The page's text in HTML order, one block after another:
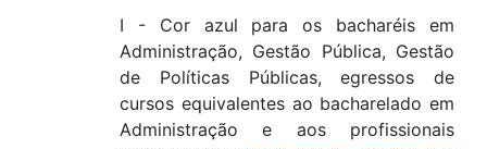
I - Cor azul para os bacharéis em
Administração, Gestão Pública, Gestão
de Políticas Públicas, egressos de
cursos equivalentes ao bacharelado em
Administração e aos profissionais